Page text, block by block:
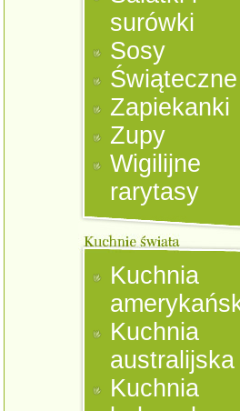
surówki
Sosy
Świąteczne
Zapiekanki
Zupy
Wigilijne
rarytasy
Kuchnia
Kuchnia
australijska
Kuchnia